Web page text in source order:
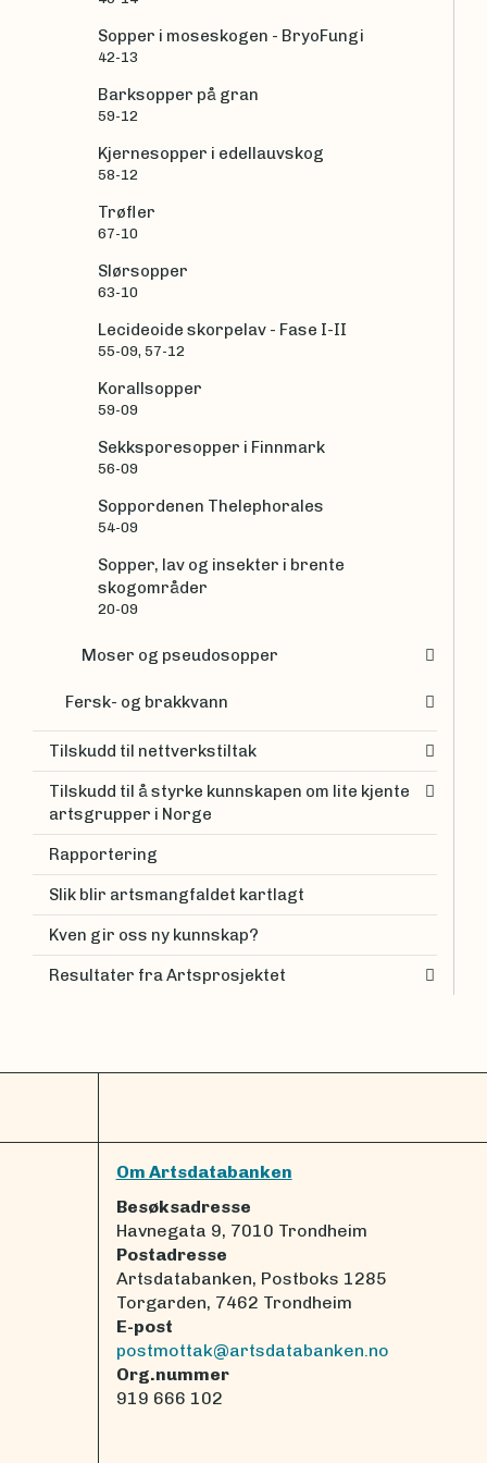
Sopper i moseskogen - BryoFungi
42-13
Barksopper på gran
59-12
Kjernesopper i edellauvskog
58-12
Trøfler
67-10
Slørsopper
63-10
Lecideoide skorpelav - Fase I-II
55-09, 57-12
Korallsopper
59-09
Sekksporesopper i Finnmark
56-09
Soppordenen Thelephorales
54-09
Sopper, lav og insekter i brente
skogområder
20-09
Moser og pseudosopper
Fersk- og brakkvann
Tilskudd til nettverkstiltak
Tilskudd til å styrke kunnskapen om lite kjente
artsgrupper i Norge
Rapportering
Slik blir artsmangfaldet kartlagt
Kven gir oss ny kunnskap?
Resultater fra Artsprosjektet
Om Artsdatabanken
Besøksadresse
Havnegata 9, 7010 Trondheim
Postadresse
Artsdatabanken, Postboks 1285
Torgarden, 7462 Trondheim
E-post
postmottak@artsdatabanken.no
Org.nummer
919 666 102